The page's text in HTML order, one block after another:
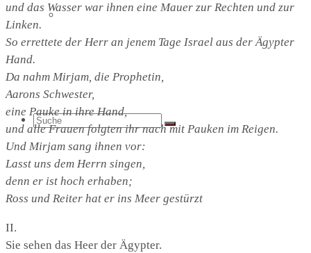
Suche
und das Wasser war ihnen eine Mauer zur Rechten und zur
Linken.
So errettete der Herr an jenem Tage Israel aus der Ägypter
Hand.
Da nahm Mirjam, die Prophetin,
Aarons Schwester,
eine Pauke in ihre Hand,
und alle Frauen folgten ihr nach mit Pauken im Reigen.
Und Mirjam sang ihnen vor:
Lasst uns dem Herrn singen,
denn er ist hoch erhaben;
Ross und Reiter hat er ins Meer gestürzt
II.
Sie sehen das Heer der Ägypter.